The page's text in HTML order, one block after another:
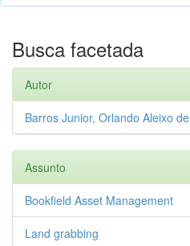
Busca facetada
Autor
Barros Junior, Orlando Aleixo de
Assunto
Bookfield Asset Management
Land grabbing